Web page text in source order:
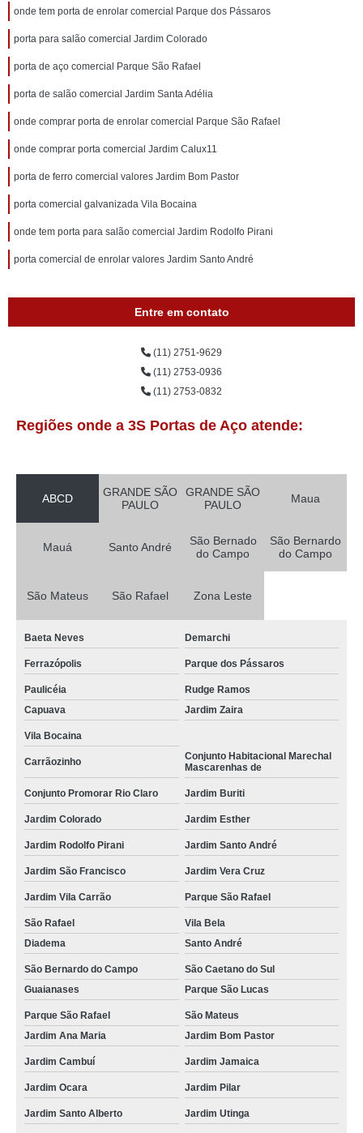
onde tem porta de enrolar comercial Parque dos Pássaros
porta para salão comercial Jardim Colorado
porta de aço comercial Parque São Rafael
porta de salão comercial Jardim Santa Adélia
onde comprar porta de enrolar comercial Parque São Rafael
onde comprar porta comercial Jardim Calux11
porta de ferro comercial valores Jardim Bom Pastor
porta comercial galvanizada Vila Bocaina
onde tem porta para salão comercial Jardim Rodolfo Pirani
porta comercial de enrolar valores Jardim Santo André
Entre em contato
(11) 2751-9629
(11) 2753-0936
(11) 2753-0832
Regiões onde a 3S Portas de Aço atende:
ABCD
GRANDE SÃO
PAULO
GRANDE SÃO
PAULO
Maua
Mauá Santo André
São Bernado
do Campo
São Bernardo
do Campo
São Mateus São Rafael Zona Leste
Baeta Neves Demarchi
Ferrazópolis Parque dos Pássaros
Paulicéia
Rudge Ramos
Capuava
Jardim Zaira
Vila Bocaina
Carrãozinho
Conjunto Habitacional Marechal
Mascarenhas de
Conjunto Promorar Rio Claro Jardim Buriti
Jardim Colorado Jardim Esther
Jardim Rodolfo Pirani Jardim Santo André
Jardim São Francisco Jardim Vera Cruz
Jardim Vila Carrão Parque São Rafael
São Rafael
Vila Bela
Diadema
Santo André
São Bernardo do Campo
São Caetano do Sul
Guaianases
Parque São Lucas
Parque São Rafael
São Mateus
Jardim Ana Maria
Jardim Bom Pastor
Jardim Cambuí Jardim Jamaica
Jardim Ocara Jardim Pilar
Jardim Santo Alberto Jardim Utinga